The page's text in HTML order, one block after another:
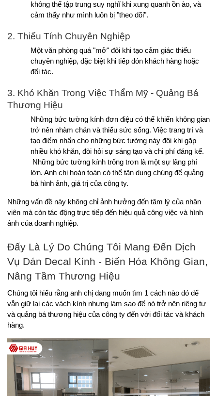
không thể tập trung suy nghĩ khi xung quanh ồn ào, và
cảm thấy như mình luôn bị "theo dõi".
2. Thiếu Tính Chuyên Nghiệp
Một văn phòng quá "mở" đôi khi tạo cảm giác thiếu
chuyên nghiệp, đặc biệt khi tiếp đón khách hàng hoặc
đối tác.
3. Khó Khăn Trong Việc Thẩm Mỹ - Quảng Bá
Thương Hiệu
Những bức tường kính đơn điệu có thể khiến không gian
trở nên nhàm chán và thiếu sức sống. Việc trang trí và
tạo điểm nhấn cho những bức tường này đôi khi gặp
nhiều khó khăn, đòi hỏi sự sáng tạo và chi phí đáng kể.
Những bức tường kính trống trơn là một sự lãng phí
lớn. Anh chị hoàn toàn có thể tận dụng chúng để quảng
bá hình ảnh, giá trị của công ty.
Những vấn đề này không chỉ ảnh hưởng đến tâm lý của nhân
viên mà còn tác động trực tiếp đến hiệu quả công việc và hình
ảnh của doanh nghiệp.
Đấy Là Lý Do Chúng Tôi Mang Đến Dịch
Vụ Dán Decal Kính - Biến Hóa Không Gian,
Nâng Tầm Thương Hiệu
Chúng tôi hiểu rằng anh chị đang muốn tìm 1 cách nào đó để
vẫn giữ lại các vách kính nhưng làm sao để nó trở nên riêng tư
và quảng bá thương hiệu của công ty đến với đối tác và khách
hàng.